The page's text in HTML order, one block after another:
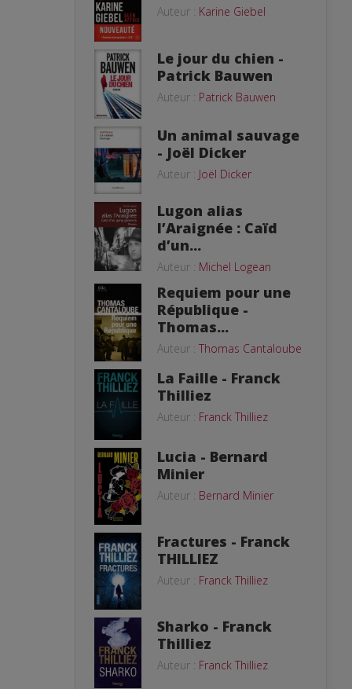
Auteur : Karine Giebel
Le jour du chien -
Patrick Bauwen
Auteur : Patrick Bauwen
Un animal sauvage
- Joël Dicker
Auteur : Joël Dicker
Lugon alias
l’Araignée : Caïd
d’un...
Auteur : Michel Logean
Requiem pour une
République -
Thomas...
Auteur : Thomas Cantaloube
La Faille - Franck
Thilliez
Auteur : Franck Thilliez
Lucia - Bernard
Minier
Auteur : Bernard Minier
Fractures - Franck
THILLIEZ
Auteur : Franck Thilliez
Sharko - Franck
Thilliez
Auteur : Franck Thilliez